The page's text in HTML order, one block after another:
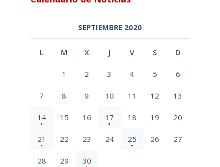
SEPTIEMBRE 2020
L M X J V S D
1 2 3 4 5 6
7 8 9 10 11 12 13
14 15 16 17 18 19 20
21 22 23 24 25 26 27
28 29 30